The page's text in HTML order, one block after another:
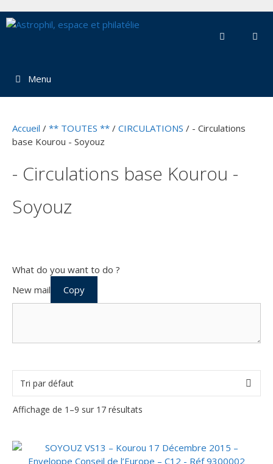
au
Menu
Accueil / ** TOUTES ** / CIRCULATIONS / - Circulations
base Kourou - Soyouz
- Circulations base Kourou -
Soyouz
What do you want to do ?
New mail
Copy
Affichage de 1–9 sur 17 résultats